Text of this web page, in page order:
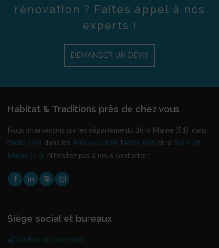
rénovation ? Faites appel à nos
experts !
DEMANDER UN DEVIS
Habitat & Traditions près de chez vous
Nous intervenons sur les départements de la Marne (51), dans
l'Aube (10), dans les Ardennes (08), l'Aisne (02) et la Seine-et-
Marne (77). N’hésitez pas à nous contacter !
Siège social et bureaux
60 Rue du Commerce